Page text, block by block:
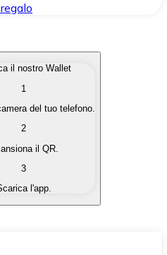
che ti interessano in modo
in valuta fiat quando ne
con un'altra
un Wallet self-custodial.
il nostro Wallet
1
del tuo telefono.
2
il QR.
3
l'app.